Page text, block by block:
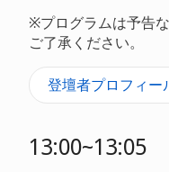
※プログラムは予告
ご了承ください。
登壇者プロフィー
13:00~13:05